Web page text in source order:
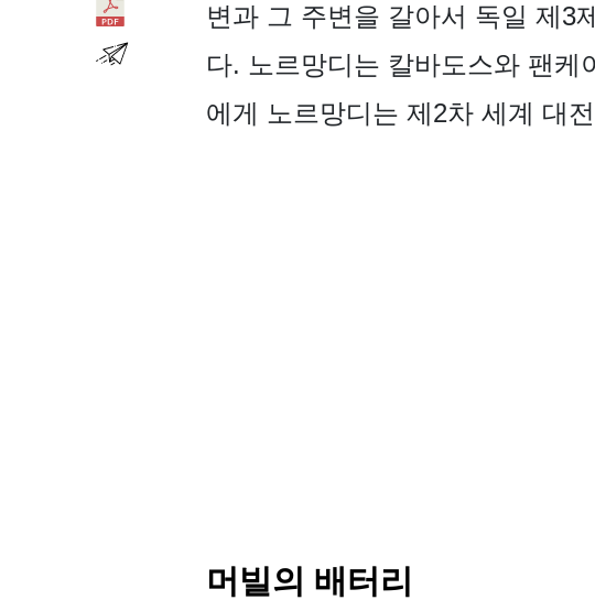
변과 그 주변을 갈아서 독일 제3
다. 노르망디는 칼바도스와 팬
에게 노르망디는 제2차 세계 대
머빌의 배터리